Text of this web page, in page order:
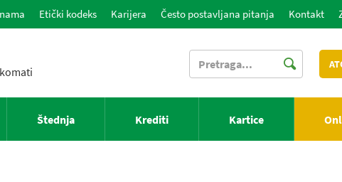
Etički kodeks Karijera Često postavljana pitanja Kontakt
Štednja Krediti Kartice